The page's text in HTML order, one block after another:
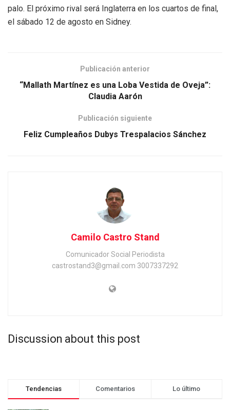
palo. El próximo rival será Inglaterra en los cuartos de final,
el sábado 12 de agosto en Sidney.
Publicación anterior
“Mallath Martínez es una Loba Vestida de Oveja”:
Claudia Aarón
Publicación siguiente
Feliz Cumpleaños Dubys Trespalacios Sánchez
Camilo Castro Stand
Comunicador Social Periodista
castrostand3@gmail.com 3007337292
Discussion about this post
Tendencias Comentarios Lo último